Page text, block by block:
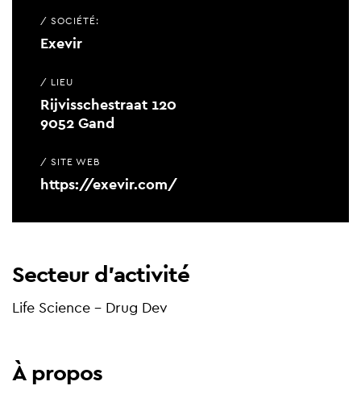
/ SOCIÉTÉ:
Exevir
/ LIEU
Rijvisschestraat 120
9052 Gand
/ SITE WEB
https://exevir.com/
Secteur d'activité
Life Science - Drug Dev
À propos